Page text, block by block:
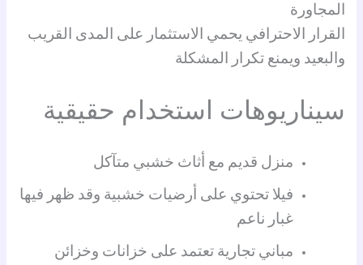
المجاورة
القرار الاحترافي يحمي الاستثمار على المدى القريب
والبعيد ويمنع تكرار المشكلة
سيناريوهات استخدام حقيقية
منزل قديم مع أثاث خشبي متآكل
فيلا تحتوي على أرضيات خشبية وقد ظهر فيها
غبار ناعم
مباني تجارية تعتمد على خزانات وخزائن